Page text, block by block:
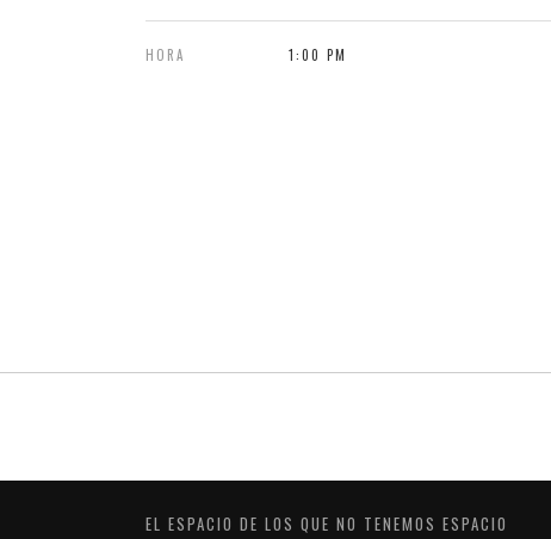
HORA 1:00 PM
EL ESPACIO DE LOS QUE NO TENEMOS ESPACIO